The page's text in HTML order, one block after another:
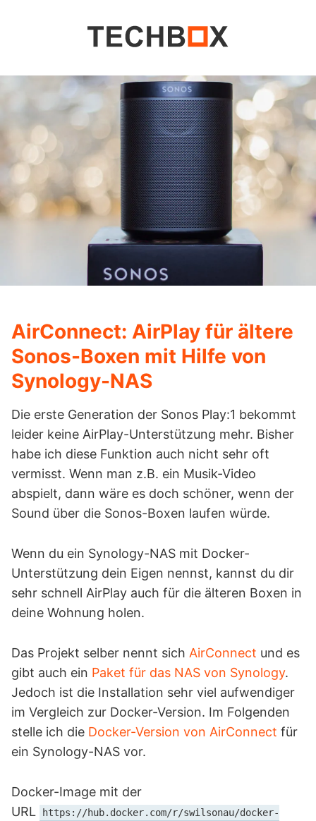
AirConnect: AirPlay für ältere
Sonos-Boxen mit Hilfe von
Synology-NAS
Die erste Generation der Sonos Play:1 bekommt
leider keine AirPlay-Unterstützung mehr. Bisher
habe ich diese Funktion auch nicht sehr oft
vermisst. Wenn man z.B. ein Musik-Video
abspielt, dann wäre es doch schöner, wenn der
Sound über die Sonos-Boxen laufen würde.
Wenn du ein Synology-NAS mit Docker-
Unterstützung dein Eigen nennst, kannst du dir
sehr schnell AirPlay auch für die älteren Boxen in
deine Wohnung holen.
Das Projekt selber nennt sich AirConnect und es
gibt auch ein Paket für das NAS von Synology.
Jedoch ist die Installation sehr viel aufwendiger
im Vergleich zur Docker-Version. Im Folgenden
stelle ich die Docker-Version von AirConnect für
ein Synology-NAS vor.
Docker-Image mit der
URL
https://hub.docker.com/r/swilsonau/docker-